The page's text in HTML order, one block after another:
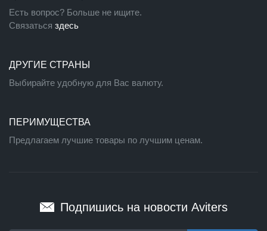
Есть вопрос? Больше не ищите.
Связаться здесь
ДРУГИЕ СТРАНЫ
Выбирайте удобную для Вас валюту.
ПЕРИМУЩЕСТВА
Предлагаем лучшие товары по лучшим ценам.
Подпишись на новости Aviters